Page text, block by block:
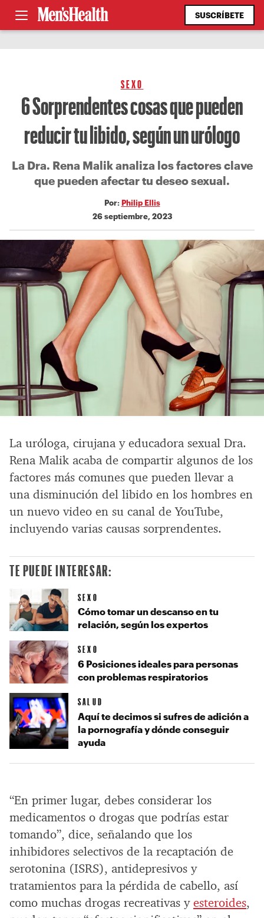
SUSCRÍBETE
SEXO
6 Sorprendentes cosas que pueden
reducir tu libido, según un urólogo
La Dra. Rena Malik analiza los factores clave
que pueden afectar tu deseo sexual.
Por: Philip Ellis
26 septiembre, 2023
La uróloga, cirujana y educadora sexual Dra.
Rena Malik acaba de compartir algunos de los
factores más comunes que pueden llevar a
una disminución del libido en los hombres en
un nuevo video en su canal de YouTube,
incluyendo varias causas sorprendentes.
“En primer lugar, debes considerar los
medicamentos o drogas que podrías estar
tomando”, dice, señalando que los
inhibidores selectivos de la recaptación de
serotonina (ISRS), antidepresivos y
tratamientos para la pérdida de cabello, así
como muchas drogas recreativas yesteroides,
TE PUEDE INTERESAR:
SEXO
Cómo tomar un descanso en tu
relación, según los expertos
SEXO
6 Posiciones ideales para personas
con problemas respiratorios
SALUD
Aquí te decimos si sufres de adición a
la pornografía y dónde conseguir
ayuda